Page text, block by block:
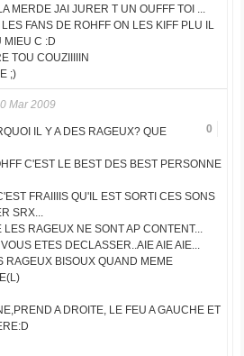
MERDE JAI JURER T UN OUFFF TOI ...
FANS DE ROHFF ON LES KIFF PLU IL
MIEU C :D
TOU COUZIIIIIN
;)
Mar 2009
0
IL Y A DES RAGEUX? QUE
C'EST LE BEST DES BEST PERSONNE
FRAIIIIS QU'IL EST SORTI CES SONS
SRX...
LES RAGEUX NE SONT AP CONTENT...
ETES DECLASSER..AIE AIE AIE...
RAGEUX BISOUX QUAND MEME
A DROITE, LE FEU A GAUCHE ET